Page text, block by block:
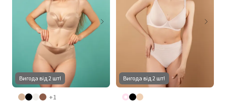
Вигода від 2 шт!
+1
Вигода від 2 шт!